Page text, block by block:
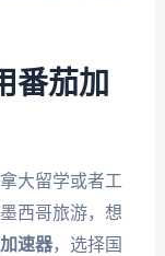
番茄加
大留学或者工
西哥旅游，想
速器，选择国